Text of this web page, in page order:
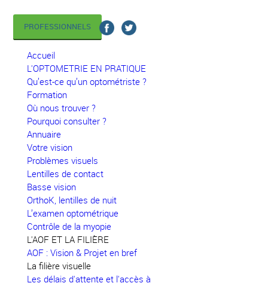
PROFESSIONNELS
Accueil
L'OPTOMETRIE EN PRATIQUE
Qu’est-ce qu’un optométriste ?
Formation
Où nous trouver ?
Pourquoi consulter ?
Annuaire
Votre vision
Problèmes visuels
Lentilles de contact
Basse vision
OrthoK, lentilles de nuit
L’examen optométrique
Contrôle de la myopie
L'AOF ET LA FILIÈRE
AOF : Vision & Projet en bref
La filière visuelle
Les délais d'attente et l'accès à